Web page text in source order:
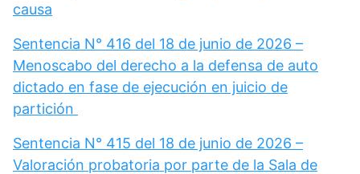
causa
Sentencia N° 416 del 18 de junio de 2026 –
Menoscabo del derecho a la defensa de auto
dictado en fase de ejecución en juicio de
partición
Sentencia N° 415 del 18 de junio de 2026 –
Valoración probatoria por parte de la Sala de